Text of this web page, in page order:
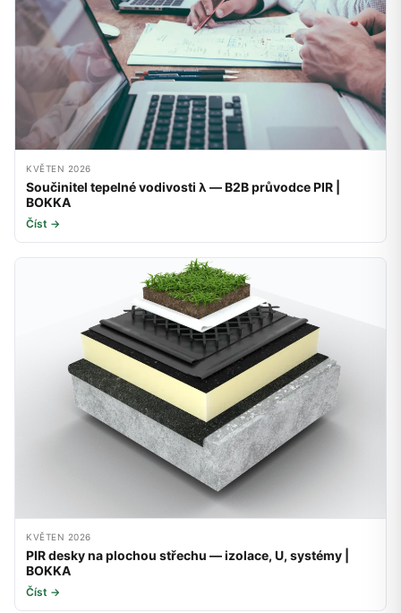
KVĚTEN 2026
Součinitel tepelné vodivosti λ — B2B průvodce PIR |
BOKKA
Číst →
KVĚTEN 2026
PIR desky na plochou střechu — izolace, U, systémy |
BOKKA
Číst →